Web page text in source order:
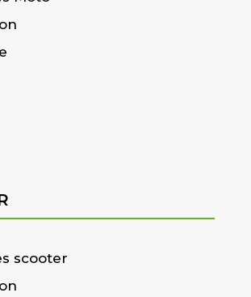
scooter